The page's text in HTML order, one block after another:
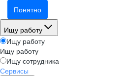
Понятно
Ищу работу
Ищу работу
Ищу работу
Ищу сотрудника
Сервисы